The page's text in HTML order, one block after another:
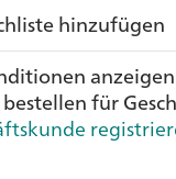
hinzufügen
für